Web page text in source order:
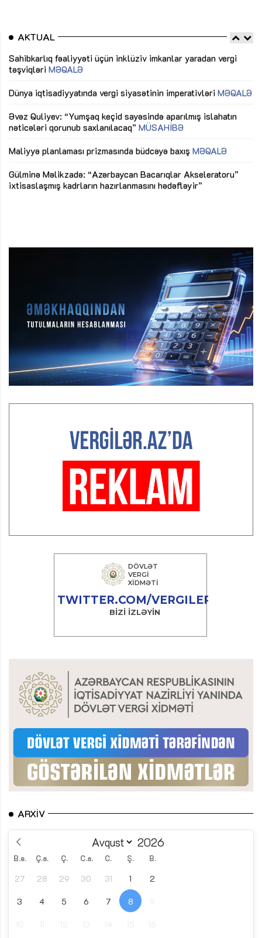
AKTUAL
Sahibkarlıq fəaliyyəti üçün inklüziv imkanlar yaradan vergi
təşviqləri MƏQALƏ
Dünya iqtisadiyyatında vergi siyasətinin imperativləri MƏQALƏ
Əvəz Quliyev: “Yumşaq keçid sayəsində aparılmış islahatın
nəticələri qorunub saxlanılacaq” MÜSAHİBƏ
Maliyyə planlaması prizmasında büdcəyə baxış MƏQALƏ
Gülminə Məlikzadə: “Azərbaycan Bacarıqlar Akseleratoru”
ixtisaslaşmış kadrların hazırlanmasını hədəfləyir”
ARXIV
B.e. Ç.a. Ç. C.a. C. Ş. B.
27 28 29 30 31 1 2
3 4 5 6 7 8